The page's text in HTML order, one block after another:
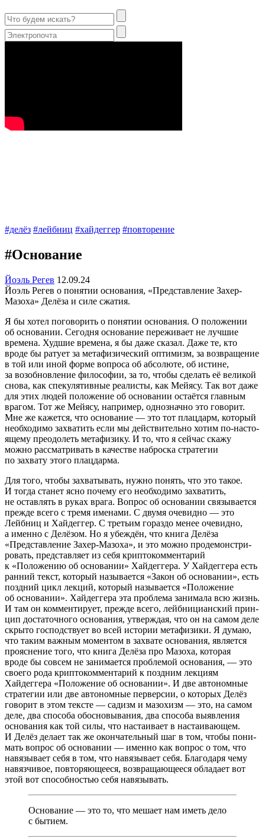
#делёз #лейбниц #хайдеггер #повторение
#Основание
Йоэль Регев 12.09.24
Йоэль Регев о понятии основания, «Представление Захер-
Мазоха» Делёза и силе сжатия.
Я бы хотел пого­во­рить о поня­тии осно­ва­ния. О поло­же­нии
об осно­ва­нии. Сегодня осно­ва­ние пере­жи­вает не лучшие
времена. Худшие времена, я бы даже сказал. Даже те, кто
вроде бы ратует за мета­фи­зи­че­ский опти­мизм, за возвра­ще­ние
в той или иной форме вопроса об абсо­люте, об истине,
за возоб­нов­ле­ние фило­со­фии, за то, чтобы сделать её вели­кой
снова, как спеку­ля­тив­ные реали­сты, как Мейясу. Так вот даже
для этих людей поло­же­ние об осно­ва­нии оста­ётся глав­ным
врагом. Тот же Мейясу, напри­мер, одно­значно это гово­рит.
Мне же кажется, что осно­ва­ние — это тот плац­дарм, кото­рый
необ­хо­димо захва­тить если мы действи­тельно хотим по-насто­
я­щему преодо­леть мета­фи­зику. И то, что я сейчас скажу
можно рассмат­ри­вать в каче­стве наброска стра­те­гии
по захвату этого плац­дарма.
Для того, чтобы захва­ты­вать, нужно понять, что это такое.
И тогда станет ясно почему его необ­хо­димо захва­тить,
не остав­лять в руках врага. Вопрос об осно­ва­нии связы­ва­ется
прежде всего с тремя именами. С двумя очевидно — это
Лейбниц и Хайдеггер. С третьим гораздо менее очевидно,
а именно с Делёзом. Но я убеж­дён, что книга Делёза
«Представ­ле­ние Захер-Мазоха», и это можно проде­мон­стри­
ро­вать, пред­став­ляет из себя крип­то­ком­мен­та­рий
к «Положению об осно­ва­нии» Хайдеггера. У Хайдеггера есть
ранний текст, кото­рый назы­ва­ется «Закон об осно­ва­нии», есть
позд­ний цикл лекций, кото­рый назы­ва­ется «Положение
об осно­ва­нии». Хайдеггера эта проблема зани­мала всю жизнь.
И там он коммен­ти­рует, прежде всего, лейб­ни­ци­ан­ский прин­
цип доста­точ­ного осно­ва­ния, утвер­ждая, что он на самом деле
скрыто господ­ствует во всей исто­рии мета­фи­зики. Я думаю,
что таким важным момен­том в захвате осно­ва­ния, явля­ется
прояс­не­ние того, что книга Делёза про Мазоха, кото­рая
вроде бы совсем не зани­ма­ется пробле­мой осно­ва­ния, — это
своего рода крип­то­ком­мен­та­рий к позд­ним лекциям
Хайдеггера «Положение об осно­ва­нии». И две авто­ном­ные
стра­те­гии или две авто­ном­ные первер­сии, о кото­рых Делёз
гово­рит в этом тексте — садизм и мазо­хизм — это, на самом
деле, два способа обос­но­вы­ва­ния, два способа выяв­ле­ния
осно­ва­ния как той силы, что наста­и­вает в наста­и­ва­ю­щем.
И Делёз делает так же окон­ча­тель­ный шаг в том, чтобы пони­
мать вопрос об осно­ва­нии — именно как вопрос о том, что
навя­зы­вает себя в том, что навя­зы­вает себя. Благодаря чему
навяз­чи­вое, повто­ря­ю­ще­еся, возвра­ща­ю­ще­еся обла­дает вот
этой вот способ­но­стью себя навя­зы­вать.
Основание — это то, что мешает нам иметь дело
с бытием.